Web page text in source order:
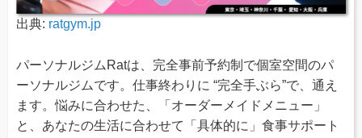
出典: ratgym.jp
パーソナルジムRatは、完全事前予約制で個室空間のパ
ーソナルジムです。仕事終わりに “完全手ぶら”で、通え
ます。悩みに合わせた、「オーダーメイドメニュー」
と、あなたの生活に合わせて「具体的に」食事サポート